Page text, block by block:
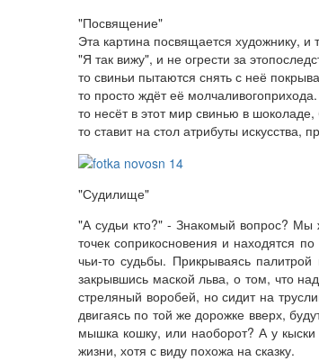
"Посвящение"
Эта картина посвящается художнику, и
"Я так вижу", и не огрести за это
то свиньи пытаются снять с неё
то просто ждёт её молчаливогоприхода.
то несёт в этот мир свинью в шоколаде,
то ставит на стол атрибуты искусства,
"Судилище"
"А судьи кто?" - Знакомый вопрос? Мы
точек соприкосновения и находятся
чьи-то судьбы. Прикрываясь
закрывшись маской льва, о том, что
стреляный воробей, но сидит на
двигаясь по той же дорожке вверх,
мышка кошку, или наоборот? А у
жизни, хотя с виду похожа на сказку.